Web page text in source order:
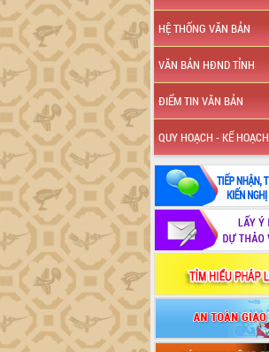
HỆ THỐNG VĂN BẢN
VĂN BẢN HĐND TỈNH
ĐIỂM TIN VĂN BẢN
QUY HOẠCH - KẾ HOẠCH